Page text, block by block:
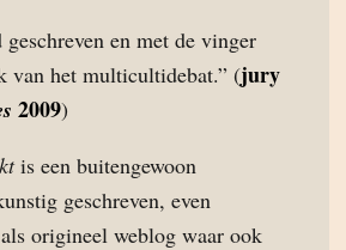
en met de vinger
van het multicultidebat.” (jury
2009)
is een buitengewoon
geschreven, even
origineel weblog waar ook